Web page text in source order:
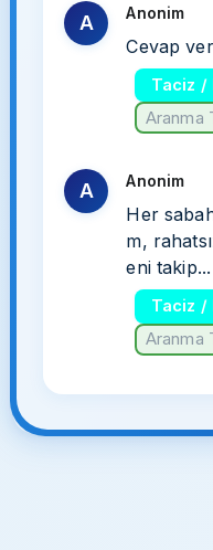
A Anonim
Cevap
Taciz /
Aranma
A Anonim
Her
m,
eni takip...
Taciz /
Aranma